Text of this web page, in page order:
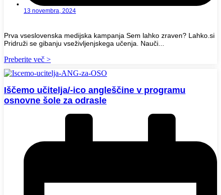
13 novembra, 2024
Prva vseslovenska medijska kampanja Sem lahko zraven? Lahko.si
Pridruži se gibanju vseživljenjskega učenja. Nauči...
Preberite več >
Iščemo učitelja/-ico angleščine v programu
osnovne šole za odrasle